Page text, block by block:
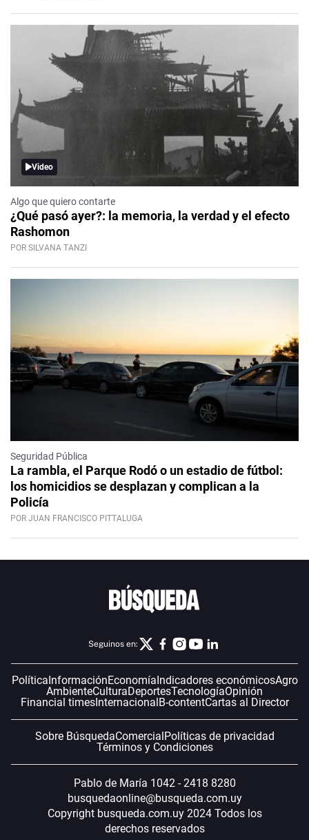
Video
Algo que quiero contarte
¿Qué pasó ayer?: la memoria, la verdad y el efecto
Rashomon
POR SILVANA TANZI
Seguridad Pública
La rambla, el Parque Rodó o un estadio de fútbol:
los homicidios se desplazan y complican a la
Policía
POR JUAN FRANCISCO PITTALUGA
Seguinos en:
PolíticaInformaciónEconomíaIndicadores económicosAgro
AmbienteCulturaDeportesTecnologíaOpinión
Financial timesInternacionalB-contentCartas al Director
Sobre BúsquedaComercialPolíticas de privacidad
Términos y Condiciones
Pablo de María 1042 - 2418 8280
busquedaonline@busqueda.com.uy
Copyright busqueda.com.uy 2024 Todos los
derechos reservados